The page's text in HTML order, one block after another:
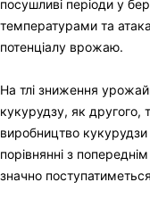
посушливі періоди у
температурами та
потенціалу врожаю.
На тлі зниження
кукурудзу, як другого,
виробництво
порівнянні з
значно